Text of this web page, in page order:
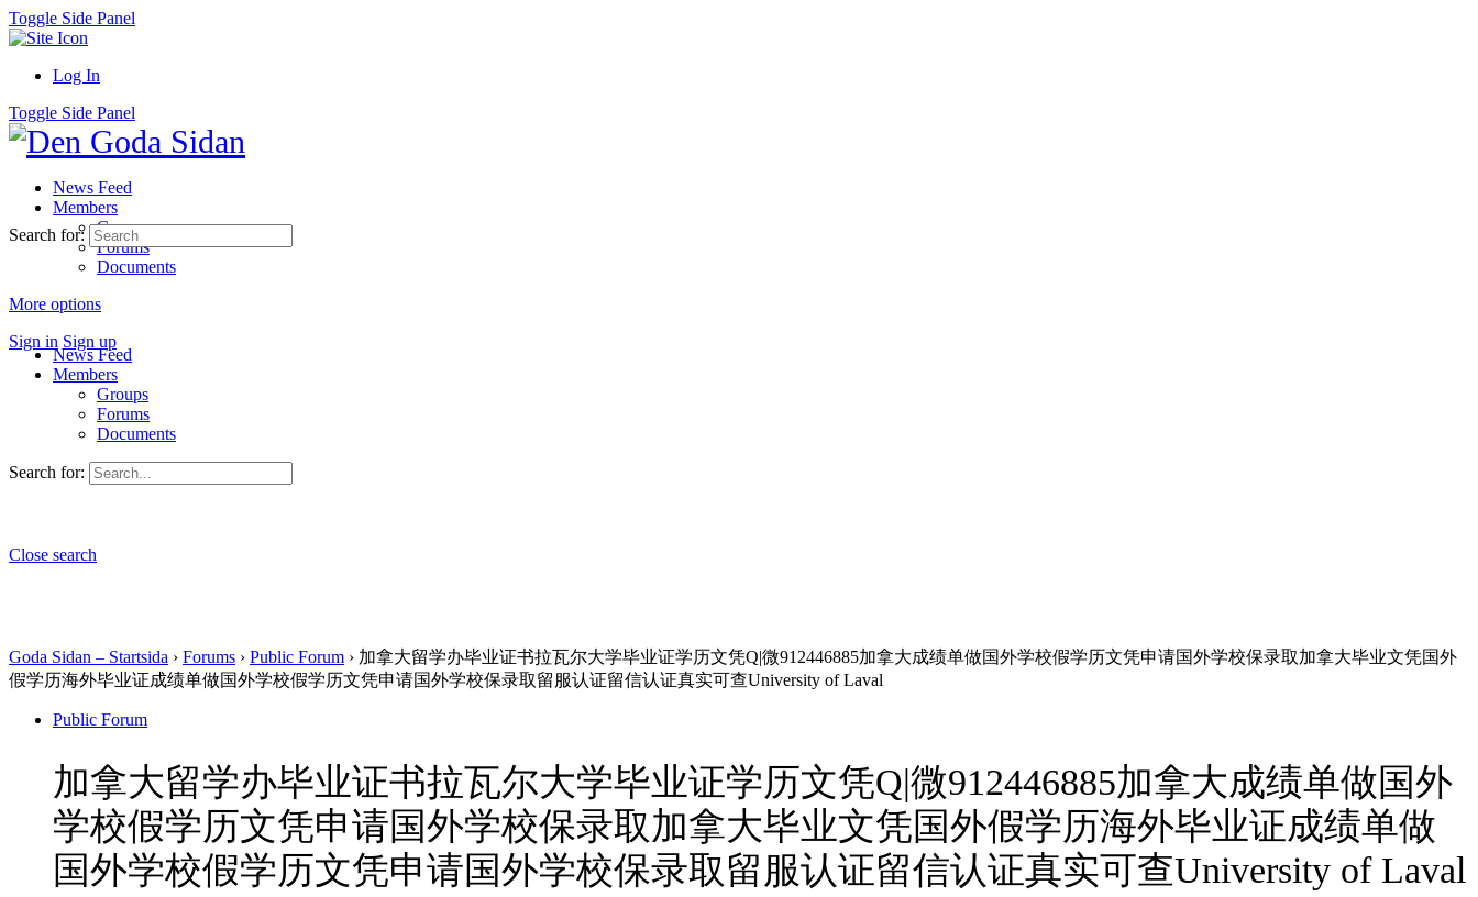
Toggle Side Panel
Log In
Toggle Side Panel
News Feed
Members
Groups
Forums
Documents
More options
Sign in Sign up
Search for:
News Feed
Members
Groups
Forums
Documents
Search for:
Close search
Goda Sidan – Startsida › Forums › Public Forum › 加拿大留学办毕业证书拉瓦尔大学毕业证学历文凭Q|微912446885加拿大成绩单做国外学校假学历文凭申请国外学校保录取加拿大毕业文凭国外
假学历海外毕业证成绩单做国外学校假学历文凭申请国外学校保录取留服认证留信认证真实可查University of Laval
Public Forum
加拿大留学办毕业证书拉瓦尔大学毕业证学历文凭Q|微912446885加拿大成绩单做国外
学校假学历文凭申请国外学校保录取加拿大毕业文凭国外假学历海外毕业证成绩单做
国外学校假学历文凭申请国外学校保录取留服认证留信认证真实可查University of Laval